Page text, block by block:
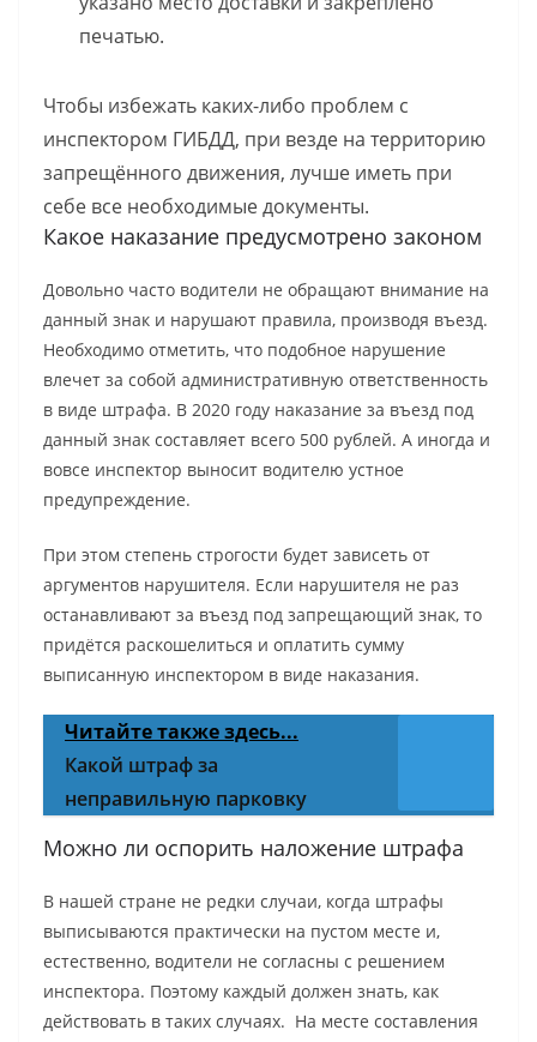
печатью.
Чтобы избежать каких-либо проблем с
инспектором ГИБДД, при везде на территорию
запрещённого движения, лучше иметь при
себе все необходимые документы.
Какое наказание предусмотрено законом
Довольно часто водители не обращают внимание на
данный знак и нарушают правила, производя въезд.
Необходимо отметить, что подобное нарушение
влечет за собой административную ответственность
в виде штрафа. В 2020 году наказание за въезд под
данный знак составляет всего 500 рублей. А иногда и
вовсе инспектор выносит водителю устное
предупреждение.
При этом степень строгости будет зависеть от
аргументов нарушителя. Если нарушителя не раз
останавливают за въезд под запрещающий знак, то
придётся раскошелиться и оплатить сумму
выписанную инспектором в виде наказания.
Читайте также здесь...
Какой штраф за
неправильную парковку
Можно ли оспорить наложение штрафа
В нашей стране не редки случаи, когда штрафы
выписываются практически на пустом месте и,
естественно, водители не согласны с решением
инспектора. Поэтому каждый должен знать, как
действовать в таких случаях. На месте составления